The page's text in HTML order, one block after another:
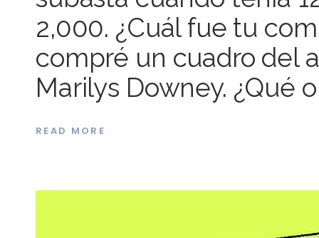
2,000. ¿Cuál fue tu
compré un cuadro del
Marilys Downey. ¿Qué
READ MORE